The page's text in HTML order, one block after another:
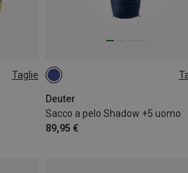
Taglie
Deuter
Sacco a pelo Shadow +5 uomo
89,95 €
180CM | L